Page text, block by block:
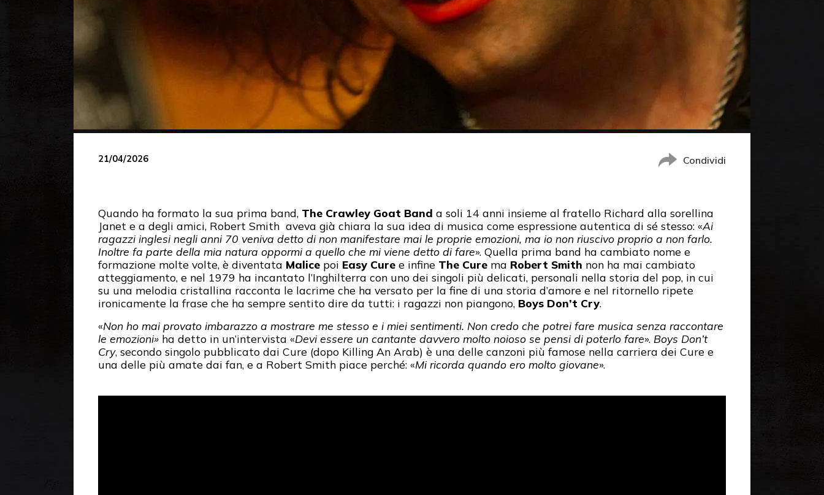
21/04/2026 Condividi
Quando ha formato la sua prima band, The Crawley Goat Band a soli 14 anni insieme al fratello Richard alla sorellina
Janet e a degli amici, Robert Smith aveva già chiara la sua idea di musica come espressione autentica di sé stesso: «Ai
ragazzi inglesi negli anni 70 veniva detto di non manifestare mai le proprie emozioni, ma io non riuscivo proprio a non farlo.
Inoltre fa parte della mia natura oppormi a quello che mi viene detto di fare». Quella prima band ha cambiato nome e
formazione molte volte, è diventata Malice poi Easy Cure e infine The Cure ma Robert Smith non ha mai cambiato
atteggiamento, e nel 1979 ha incantato l’Inghilterra con uno dei singoli più delicati, personali nella storia del pop, in cui
su una melodia cristallina racconta le lacrime che ha versato per la fine di una storia d’amore e nel ritornello ripete
ironicamente la frase che ha sempre sentito dire da tutti: i ragazzi non piangono, Boys Don’t Cry.
«Non ho mai provato imbarazzo a mostrare me stesso e i miei sentimenti. Non credo che potrei fare musica senza raccontare
le emozioni» ha detto in un’intervista «Devi essere un cantante davvero molto noioso se pensi di poterlo fare». Boys Don’t
Cry, secondo singolo pubblicato dai Cure (dopo Killing An Arab) è una delle canzoni più famose nella carriera dei Cure e
una delle più amate dai fan, e a Robert Smith piace perché: «Mi ricorda quando ero molto giovane».